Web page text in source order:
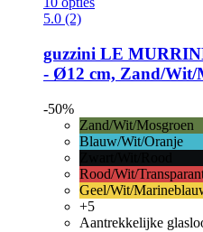
5.0 (2)
guzzini LE
-​ Ø12 cm, Zand/Wit/
-50%
Zand/Wit/Mosgroen
Blauw/Wit/Oranje
Rood/Wit/
Geel/Wit/
+5
Aantrekkelijke